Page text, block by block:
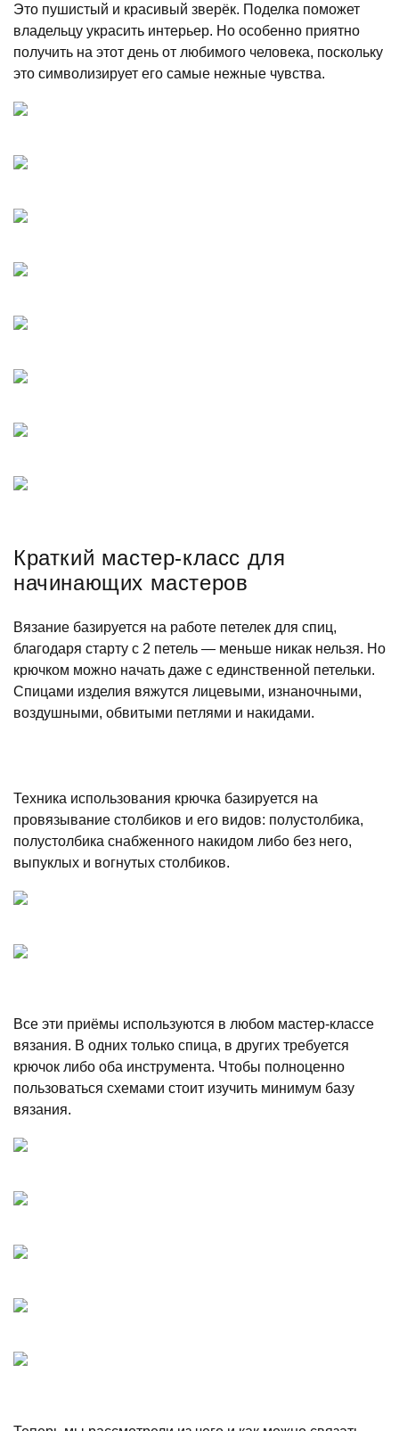
Это пушистый и красивый зверёк. Поделка поможет
владельцу украсить интерьер. Но особенно приятно
получить на этот день от любимого человека, поскольку
это символизирует его самые нежные чувства.
Краткий мастер-класс для
начинающих мастеров
Вязание базируется на работе петелек для спиц,
благодаря старту с 2 петель — меньше никак нельзя. Но
крючком можно начать даже с единственной петельки.
Спицами изделия вяжутся лицевыми, изнаночными,
воздушными, обвитыми петлями и накидами.
Техника использования крючка базируется на
провязывание столбиков и его видов: полустолбика,
полустолбика снабженного накидом либо без него,
выпуклых и вогнутых столбиков.
Все эти приёмы используются в любом мастер-классе
вязания. В одних только спица, в других требуется
крючок либо оба инструмента. Чтобы полноценно
пользоваться схемами стоит изучить минимум базу
вязания.